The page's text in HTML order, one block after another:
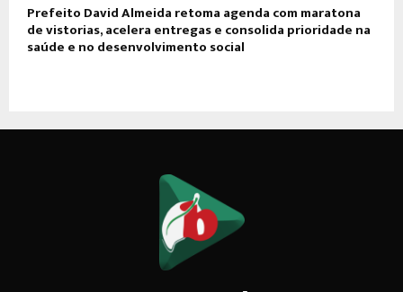
Prefeito David Almeida retoma agenda com maratona
de vistorias, acelera entregas e consolida prioridade na
saúde e no desenvolvimento social